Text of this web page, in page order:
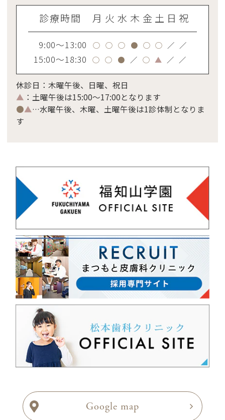
診療時間 月 火 水 木 金 土 日 祝
9:00～13:00 ○ ○ ○ ● ○ ○ ／ ／
15:00～18:30 ○ ○ ● ／ ○ ▲ ／ ／
休診日：木曜午後、日曜、祝日
▲ ：土曜午後は15:00～17:00となります
●▲…水曜午後、木曜、土曜午後は1診体制となりま
す
Google map